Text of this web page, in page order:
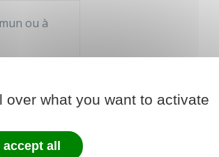
ou à
what you want to activate
all